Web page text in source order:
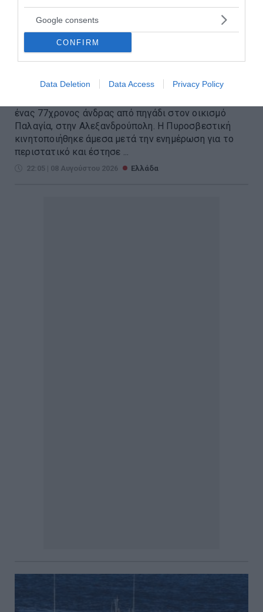
Google consents
CONFIRM
Data Deletion Data Access Privacy Policy
Αλεξανδρούπολη: Χωρίς τις
αισθήσεις του ανασύρθηκε
77χρονος από πηγάδι
ένας 77χρονος άνδρας από πηγάδι στον οικισμό
Παλαγία, στην Αλεξανδρούπολη. Η Πυροσβεστική
κινητοποιήθηκε άμεσα μετά την ενημέρωση για το
περιστατικό και έστησε ...
22:05 | 08 Αυγούστου 2026 Ελλάδα